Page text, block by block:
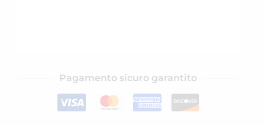
Pagamento sicuro garantito